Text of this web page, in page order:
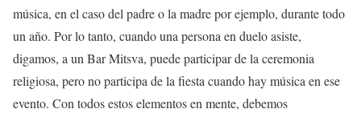
música, en el caso del padre o la madre por ejemplo, durante todo
un año. Por lo tanto, cuando una persona en duelo asiste,
digamos, a un Bar Mitsva, puede participar de la ceremonia
religiosa, pero no participa de la fiesta cuando hay música en ese
evento. Con todos estos elementos en mente, debemos